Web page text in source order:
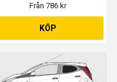
Från 786 kr
KÖP